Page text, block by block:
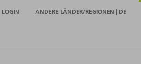
LOGIN ANDERE LÄNDER/REGIONEN | DE